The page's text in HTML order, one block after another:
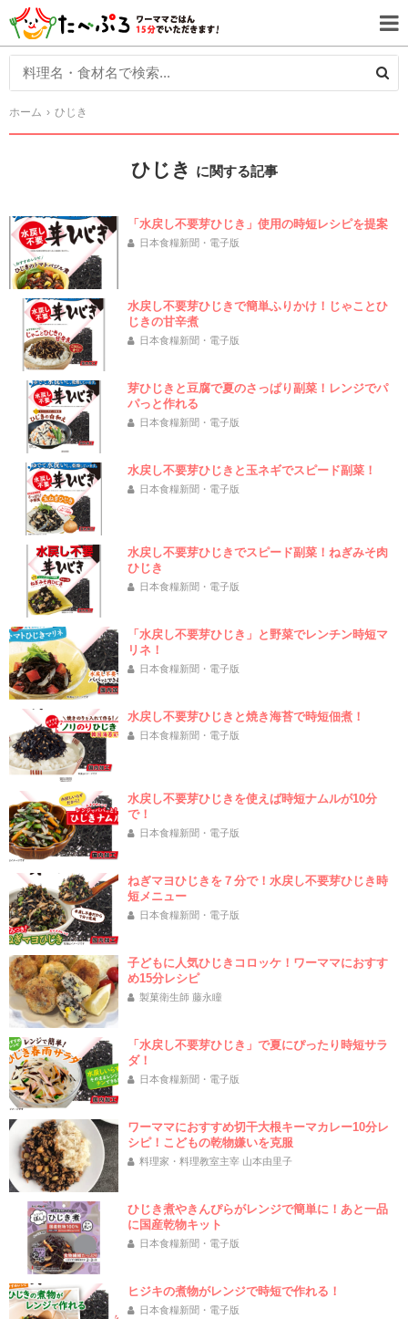
ホーム ひじき
ひじき に関する記事
「水戻し不要芽ひじき」使用の時短レシピを提案
日本食糧新聞・電子版
水戻し不要芽ひじきで簡単ふりかけ！じゃことひ
じきの甘辛煮
日本食糧新聞・電子版
芽ひじきと豆腐で夏のさっぱり副菜！レンジでパ
パっと作れる
日本食糧新聞・電子版
水戻し不要芽ひじきと玉ネギでスピード副菜！
日本食糧新聞・電子版
水戻し不要芽ひじきでスピード副菜！ねぎみそ肉
ひじき
日本食糧新聞・電子版
「水戻し不要芽ひじき」と野菜でレンチン時短マ
リネ！
日本食糧新聞・電子版
水戻し不要芽ひじきと焼き海苔で時短佃煮！
日本食糧新聞・電子版
水戻し不要芽ひじきを使えば時短ナムルが10分
で！
日本食糧新聞・電子版
ねぎマヨひじきを７分で！水戻し不要芽ひじき時
短メニュー
日本食糧新聞・電子版
子どもに人気ひじきコロッケ！ワーママにおすす
め15分レシピ
製菓衛生師 藤永瞳
「水戻し不要芽ひじき」で夏にぴったり時短サラ
ダ！
日本食糧新聞・電子版
ワーママにおすすめ切干大根キーマカレー10分レ
シピ！こどもの乾物嫌いを克服
料理家・料理教室主宰 山本由里子
ひじき煮やきんぴらがレンジで簡単に！あと一品
に国産乾物キット
日本食糧新聞・電子版
ヒジキの煮物がレンジで時短で作れる！
日本食糧新聞・電子版